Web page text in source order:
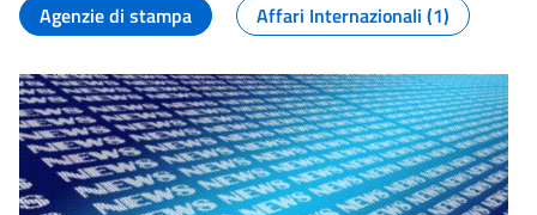
Agenzie di stampa
Affari Internazionali (1)